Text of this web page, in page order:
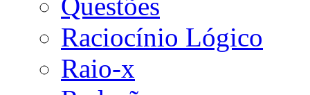
Raciocínio Lógico
Raio-x